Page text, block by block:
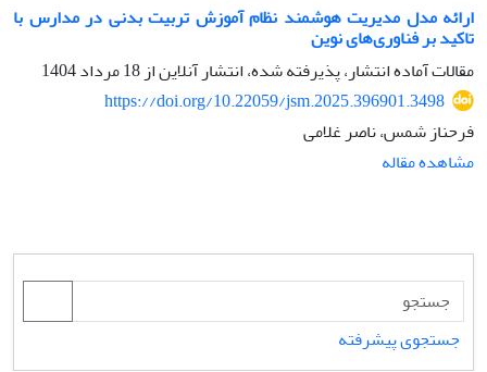
ارائه مدل مدیریت هوشمند نظام آموزش تربیت بدنی در مدارس با
تاکید بر فناوری‌های نوین
مقالات آماده انتشار، پذیرفته شده، انتشار آنلاین از18 مرداد 1404
https://doi.org/10.22059/jsm.2025.396901.3498
فرحناز شمس، ناصر غلامی
مشاهده مقاله
جستجوی پیشرفته